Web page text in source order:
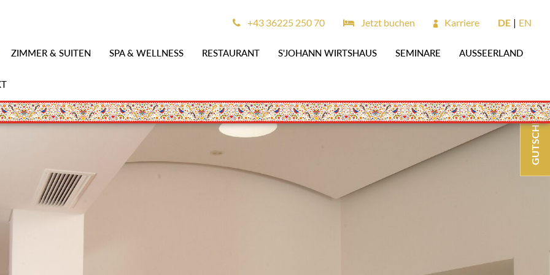
ZIMMER & SUITEN SPA & WELLNESS RESTAURANT S'JOHANN WIRTSHAUS SEMINARE AUSSEERLAND
+43 36225 250 70 Jetzt buchen Karriere DE EN
GUTSCHEINE